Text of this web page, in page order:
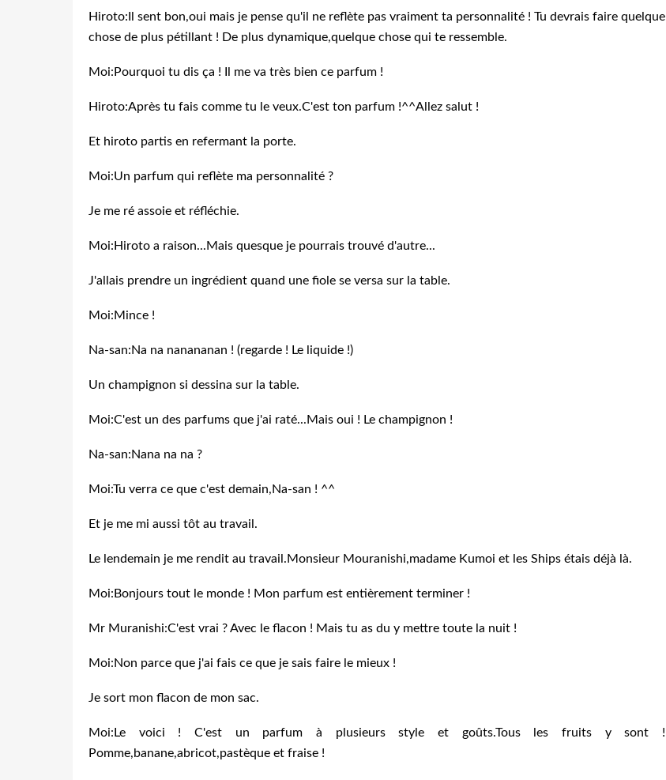
Hiroto:Il sent bon,oui mais je pense qu'il ne reflète pas vraiment ta personnalité ! Tu devrais faire quelque
chose de plus pétillant ! De plus dynamique,quelque chose qui te ressemble.
Moi:Pourquoi tu dis ça ! Il me va très bien ce parfum !
Hiroto:Après tu fais comme tu le veux.C'est ton parfum !^^Allez salut !
Et hiroto partis en refermant la porte.
Moi:Un parfum qui reflète ma personnalité ?
Je me ré assoie et réfléchie.
Moi:Hiroto a raison...Mais quesque je pourrais trouvé d'autre...
J'allais prendre un ingrédient quand une fiole se versa sur la table.
Moi:Mince !
Na-san:Na na nanananan ! (regarde ! Le liquide !)
Un champignon si dessina sur la table.
Moi:C'est un des parfums que j'ai raté...Mais oui ! Le champignon !
Na-san:Nana na na ?
Moi:Tu verra ce que c'est demain,Na-san ! ^^
Et je me mi aussi tôt au travail.
Le lendemain je me rendit au travail.Monsieur Mouranishi,madame Kumoi et les Ships étais déjà là.
Moi:Bonjours tout le monde ! Mon parfum est entièrement terminer !
Mr Muranishi:C'est vrai ? Avec le flacon ! Mais tu as du y mettre toute la nuit !
Moi:Non parce que j'ai fais ce que je sais faire le mieux !
Je sort mon flacon de mon sac.
Moi:Le voici ! C'est un parfum à plusieurs style et goûts.Tous les fruits y sont !
Pomme,banane,abricot,pastèque et fraise !